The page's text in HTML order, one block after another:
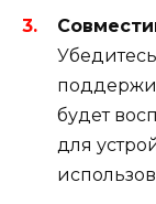
будет
для